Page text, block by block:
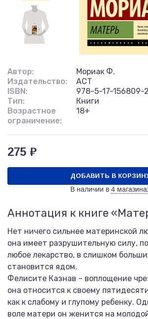
Автор:
Мориак Ф.
Издательство:
АСТ
ISBN:
978-5-17-156809-2
Тип:
Книги
Возрастное
ограничение:
18+
275 ₽
ДОБАВИТЬ В
В наличии в 4
Аннотация к книге
Нет ничего сильнее материнской
она имеет разрушительную силу,
любое лекарство, в слишком
становится ядом.
Фелисите Казнав – воплощение
она относится к своему
как к слабому и глупому ребенку.
воле матери он женится на